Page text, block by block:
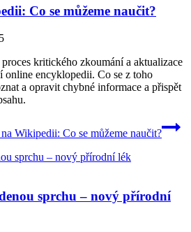
Co se můžeme naučit?
kritického zkoumání a aktualizace
online encyklopedii. Co se z toho
a opravit chybné informace a přispět
Wikipedii: Co se můžeme naučit?
sprchu – nový přírodní